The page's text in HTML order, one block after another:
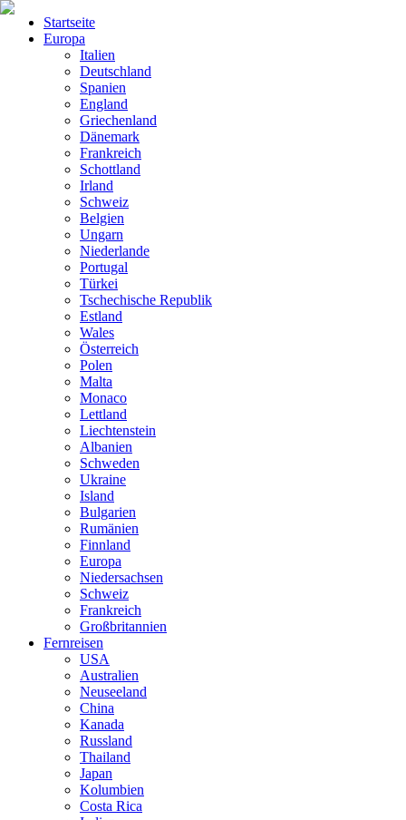
Startseite
Europa
Italien
Deutschland
Spanien
England
Griechenland
Dänemark
Frankreich
Schottland
Irland
Schweiz
Belgien
Ungarn
Niederlande
Portugal
Türkei
Tschechische Republik
Estland
Wales
Österreich
Polen
Malta
Monaco
Lettland
Liechtenstein
Albanien
Schweden
Ukraine
Island
Bulgarien
Rumänien
Finnland
Europa
Niedersachsen
Schweiz
Frankreich
Großbritannien
Fernreisen
USA
Australien
Neuseeland
China
Kanada
Russland
Thailand
Japan
Kolumbien
Costa Rica